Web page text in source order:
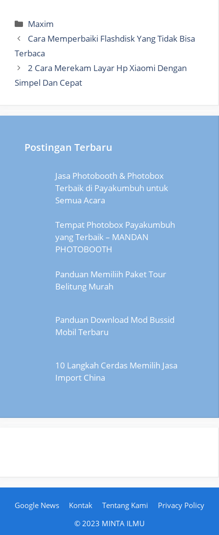
Categories
Maxim
Cara Memperbaiki Flashdisk Yang Tidak Bisa
Terbaca
2 Cara Merekam Layar Hp Xiaomi Dengan
Simpel Dan Cepat
Postingan Terbaru
Jasa Photobooth & Photobox
Terbaik di Payakumbuh untuk
Semua Acara
Tempat Photobox Payakumbuh
yang Terbaik – MANDAN
PHOTOBOOTH
Panduan Memiliih Paket Tour
Belitung Murah
Panduan Download Mod Bussid
Mobil Terbaru
10 Langkah Cerdas Memilih Jasa
Import China
Google News Kontak Tentang Kami
Privacy Policy
© 2023 MINTA ILMU